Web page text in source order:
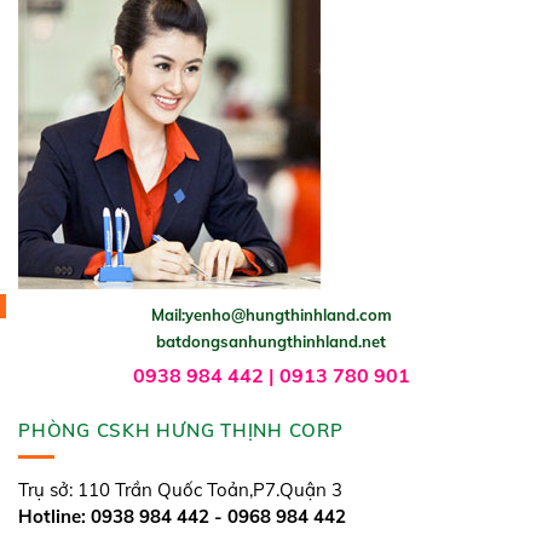
Mail:yenho@hungthinhland.com
batdongsanhungthinhland.net
0938 984 442 | 0913 780 901
PHÒNG CSKH HƯNG THỊNH CORP
Trụ sở: 110 Trần Quốc Toản,P7.Quận 3
Hotline: 0938 984 442 - 0968 984 442